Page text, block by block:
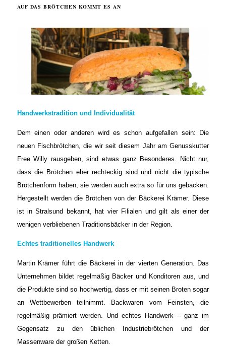
AUF DAS BRÖTCHEN KOMMT ES AN
Handwerkstradition und Individualität
Dem einen oder anderen wird es schon aufgefallen sein: Die
neuen Fischbrötchen, die wir seit diesem Jahr am Genusskutter
Free Willy rausgeben, sind etwas ganz Besonderes. Nicht nur,
dass die Brötchen eher rechteckig sind und nicht die typische
Brötchenform haben, sie werden auch extra so für uns gebacken.
Hergestellt werden die Brötchen von der Bäckerei Krämer. Diese
ist in Stralsund bekannt, hat vier Filialen und gilt als einer der
wenigen verbliebenen Traditionsbäcker in der Region.
Echtes traditionelles Handwerk
Martin Krämer führt die Bäckerei in der vierten Generation. Das
Unternehmen bildet regelmäßig Bäcker und Konditoren aus, und
die Produkte sind so hochwertig, dass er mit seinen Broten sogar
an Wettbewerben teilnimmt. Backwaren vom Feinsten, die
regelmäßig prämiert werden. Und echtes Handwerk – ganz im
Gegensatz zu den üblichen Industriebrötchen und der
Massenware der großen Ketten.